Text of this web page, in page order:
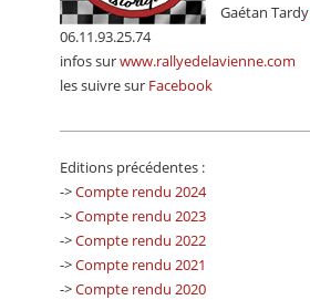
Gaétan Tardy
06.11.93.25.74
infos surwww.rallyedelavienne.com
les suivre sur Facebook
Editions précédentes :
->Compte rendu 2024
->Compte rendu 2023
->Compte rendu 2022
->Compte rendu 2021
->Compte rendu 2020